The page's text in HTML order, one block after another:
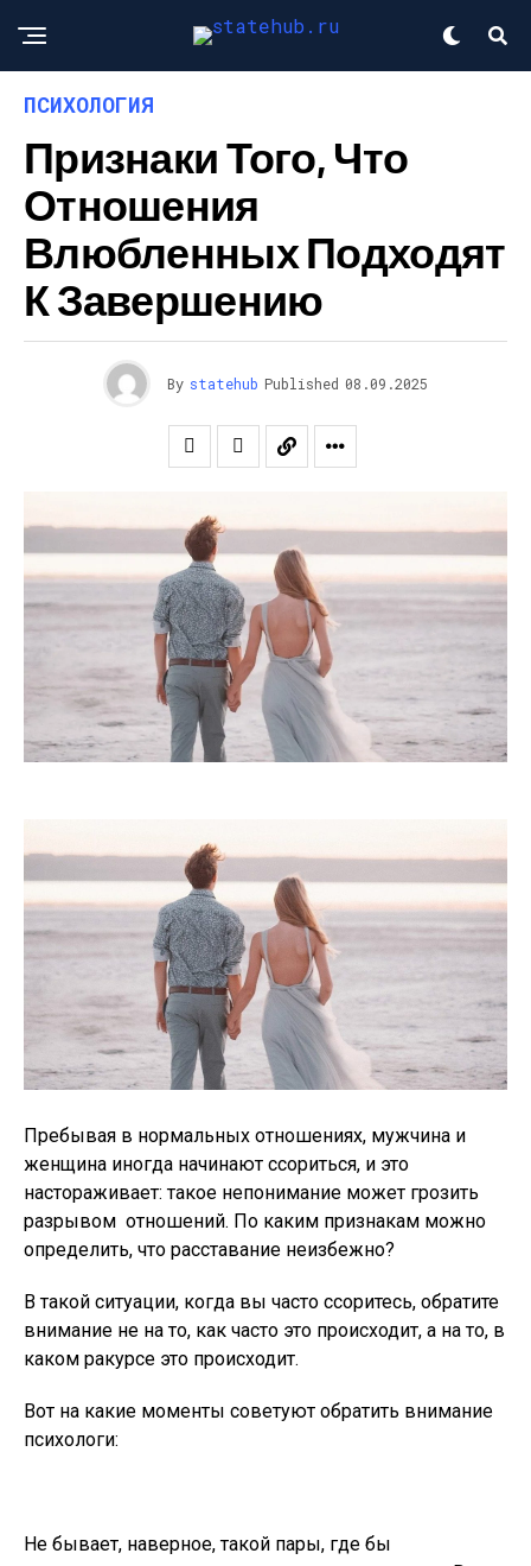
ПСИХОЛОГИЯ
Признаки Того, Что
Отношения
Влюбленных Подходят
К Завершению
By statehub Published 08.09.2025
Пребывая в нормальных отношениях, мужчина и
женщина иногда начинают ссориться, и это
настораживает: такое непонимание может грозить
разрывом отношений. По каким признакам можно
определить, что расставание неизбежно?
В такой ситуации, когда вы часто ссоритесь, обратите
внимание не на то, как часто это происходит, а на то, в
каком ракурсе это происходит.
Вот на какие моменты советуют обратить внимание
психологи:
Не бывает, наверное, такой пары, где бы